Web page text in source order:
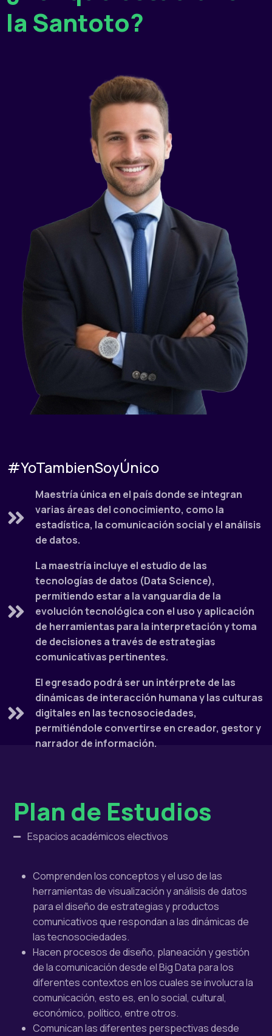
la Santoto?
#YoTambienSoyÚnico
Maestría única en el país donde se integran
varias áreas del conocimiento, como la
estadística, la comunicación social y el análisis
de datos.
La maestría incluye el estudio de las
tecnologías de datos (Data Science),
permitiendo estar a la vanguardia de la
evolución tecnológica con el uso y aplicación
de herramientas para la interpretación y toma
de decisiones a través de estrategias
comunicativas pertinentes.
El egresado podrá ser un intérprete de las
dinámicas de interacción humana y las culturas
digitales en las tecnosociedades,
permitiéndole convertirse en creador, gestor y
narrador de información.
Plan de Estudios
Espacios académicos electivos
Comprenden los conceptos y el uso de las
herramientas de visualización y análisis de datos
para el diseño de estrategias y productos
comunicativos que respondan a las dinámicas de
lastecnosociedades.
Hacen procesos de diseño, planeación y gestión
de la comunicación desde el BigData para los
diferentes contextos en los cuales se involucra la
comunicación, esto es, en lo social, cultural,
económico, político, entre otros.
Comunicanlas diferentes perspectivas desde